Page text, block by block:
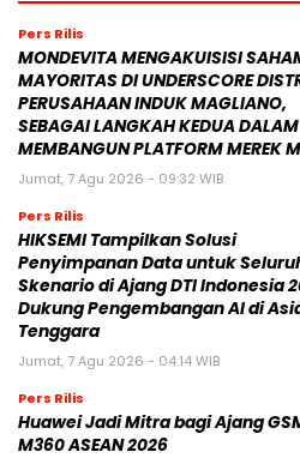
Pers Rilis
MONDEVITA MENGAKUISISI
MAYORITAS DI UNDERSCORE
PERUSAHAAN INDUK MAGLIANO,
SEBAGAI LANGKAH KEDUA DALAM
MEMBANGUN PLATFORM MEREK
Jumat, 7 Agu 2026 - 09:32 WIB
Pers Rilis
HIKSEMI Tampilkan Solusi
Penyimpanan Data untuk
Skenario di Ajang DTI Indonesia
Dukung Pengembangan AI di
Tenggara
Jumat, 7 Agu 2026 - 04:14 WIB
Pers Rilis
Huawei Jadi Mitra bagi Ajang
M360 ASEAN 2026